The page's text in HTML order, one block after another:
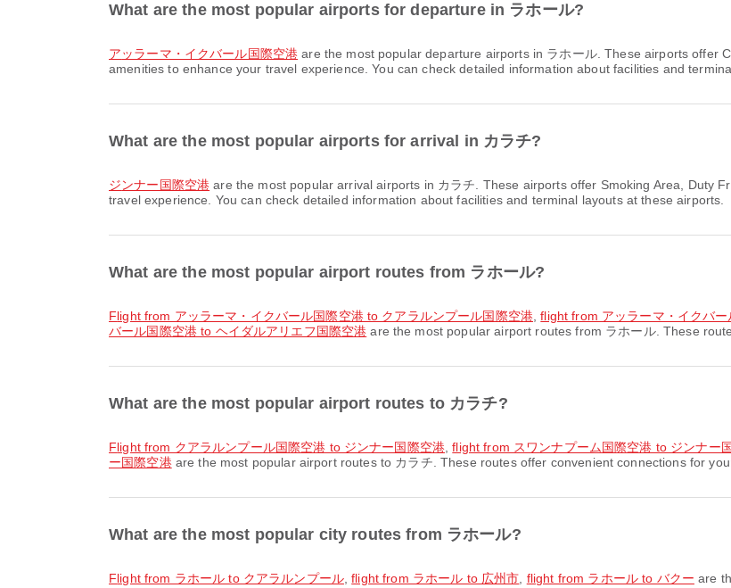
What are the most popular airports for departure in ラホール?
アッラーマ・イクバール国際空港 are the most popular departure airports in ラホール. These airports offer
amenities to enhance your travel experience. You can check detailed information about facilities and
What are the most popular airports for arrival in カラチ?
ジンナー国際空港 are the most popular arrival airports in カラチ. These airports offer Smoking Area, Duty
travel experience. You can check detailed information about facilities and terminal layouts at these airports.
What are the most popular airport routes from ラホール?
flight from アッラーマ・イクバール国際空港 to クアラルンプール国際空港 ,flight from アッラーマ・イクバ
バール国際空港 to ヘイダルアリエフ国際空港 are the most popular airport routes from ラホール. These
What are the most popular airport routes to カラチ?
flight from クアラルンプール国際空港 to ジンナー国際空港 ,flight from スワンナプーム国際空港 to ジンナー
ー国際空港are the most popular airport routes to カラチ. These routes offer convenient connections for
What are the most popular city routes from ラホール?
flight from ラホール to クアラルンプール,flight from ラホール to 広州市 flight from ラホール to バクー are